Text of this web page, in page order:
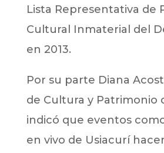
Lista Representativa de
Cultural Inmaterial del
en 2013.
Por su parte Diana
de Cultura y Patrimonio
indicó que eventos
en vivo de Usiacurí